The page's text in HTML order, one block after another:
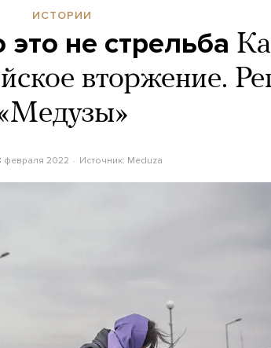
ИСТОРИИ
не стрельба
вторжение.
февраля 2022 Источник: Meduza